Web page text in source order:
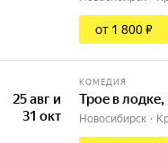
от 1 800 ₽
25 авг и
31 окт
КОМЕДИЯ
Трое в лодке,
Новосибирск